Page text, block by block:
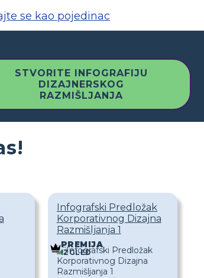
se kao pojedinac
STVORITE INFOGRAFIJU
DIZAJNERSKOG
RAZMIŠLJANJA
Infografski Predložak
Korporativnog Dizajna
Razmišljanja 1
PREMIJA
IZGLED